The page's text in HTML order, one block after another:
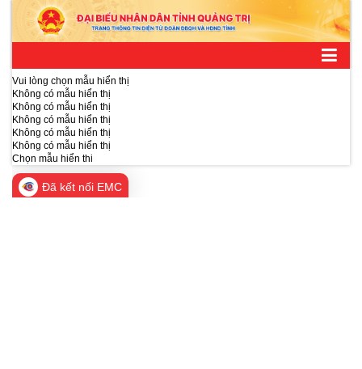
Không có mẫu hiển thị
Không có mẫu hiển thị
Không có mẫu hiển thị
Không có mẫu hiển thị
Không có mẫu hiển thị
Chọn mẫu hiển thi
Vui lòng chọn mẫu hiển thị
Đã kết nối EMC